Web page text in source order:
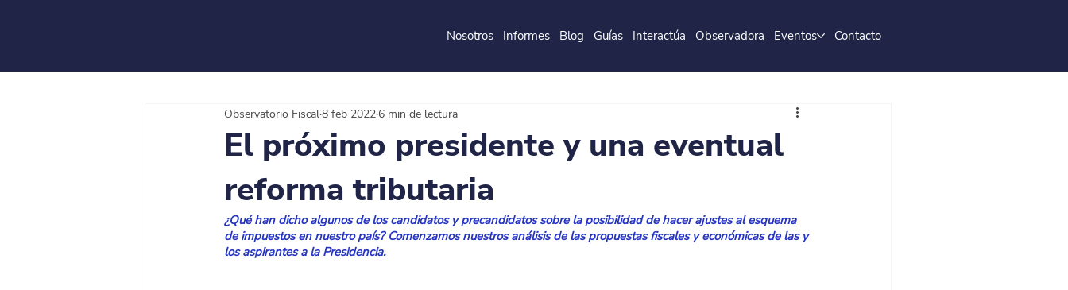
Nosotros Informes Blog Guías Interactúa Observadora Eventos Contacto
El próximo presidente y una eventual
reforma tributaria
Observatorio Fiscal8 feb 2022 6 min de lectura
¿Qué han dicho algunos de los candidatos y precandidatos sobre la posibilidad de hacer ajustes al esquema
de impuestos en nuestro país? Comenzamos nuestros análisis de las propuestas fiscales y económicas de las y
los aspirantes a la Presidencia.